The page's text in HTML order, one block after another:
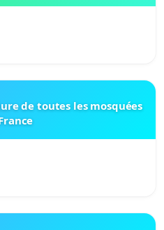
de toutes les mosquées